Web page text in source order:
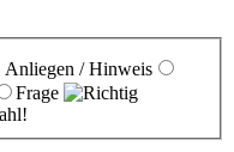
Anliegen / Hinweis
Frage